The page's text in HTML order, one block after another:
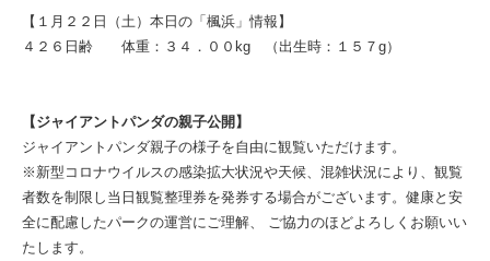
【１月２２日（土）本日の「楓浜」情報】
４２６日齢 体重：３４．００kg （出生時：１５７g）
【ジャイアントパンダの親子公開】
ジャイアントパンダ親子の様子を自由に観覧いただけます。
※新型コロナウイルスの感染拡大状況や天候、混雑状況により、観覧
者数を制限し当日観覧整理券を発券する場合がございます。健康と安
全に配慮したパークの運営にご理解、 ご協力のほどよろしくお願いい
たします。